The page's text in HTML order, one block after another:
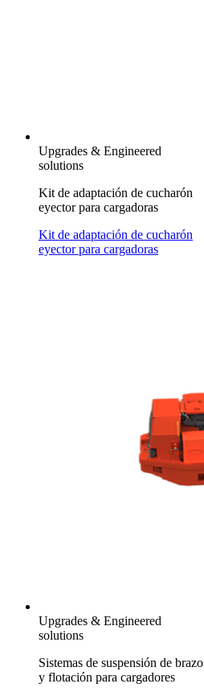
Upgrades & Engineered
solutions
Kit de adaptación de cucharón
eyector para cargadoras
Kit de adaptación de cucharón
eyector para cargadoras
Upgrades & Engineered
solutions
Sistemas de suspensión de brazo
y flotación para cargadores